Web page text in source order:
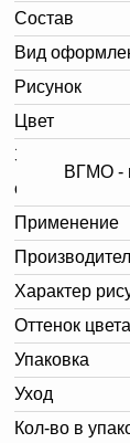
Состав
Вид
Рисунок
Цвет
ВГМО -
Применение
Характер
Оттенок цвета
Упаковка
Уход
Кол-во в